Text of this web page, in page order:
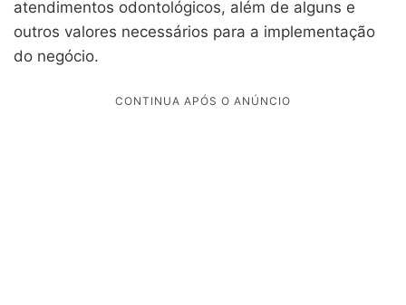
atendimentos odontológicos, além de alguns e
outros valores necessários para a implementação
do negócio.